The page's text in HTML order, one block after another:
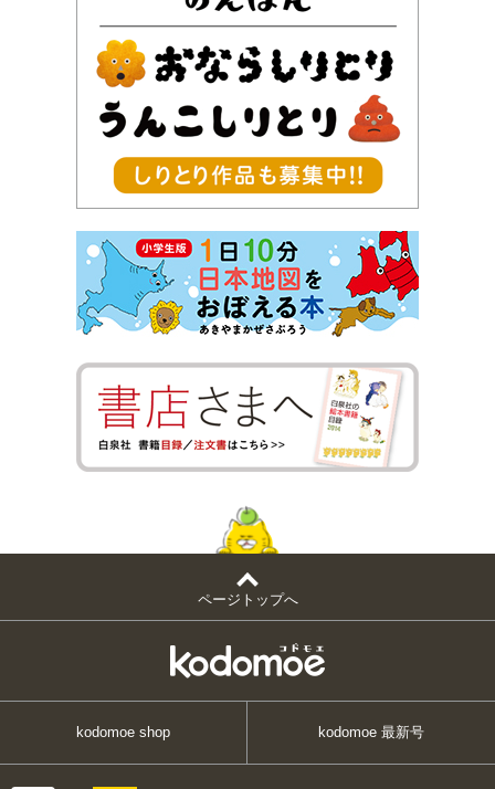
ページトップへ
kodomoe shop kodomoe 最新号